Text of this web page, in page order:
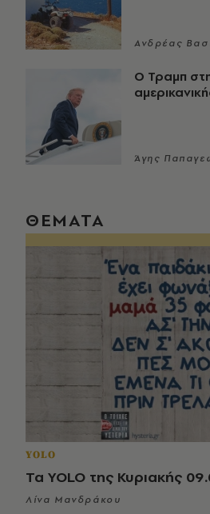
Ανδρέας
Ο Τραμπ
Άγης
ΘΕΜΑΤΑ
YOLO
Τα YOLO της Κυριακής
Λίνα Μανδράκου